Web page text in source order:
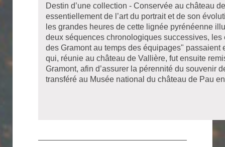
Destin d’une collection - Conservée au château
essentiellement de l’art du portrait et de son
les grandes heures de cette lignée pyrénéenne
deux séquences chronologiques successives,
des Gramont au temps des équipages"
qui, réunie au château de Vallière, fut ensuite
Gramont, afin d’assurer la pérennité du souvenir
transféré au Musée national du château de Pau